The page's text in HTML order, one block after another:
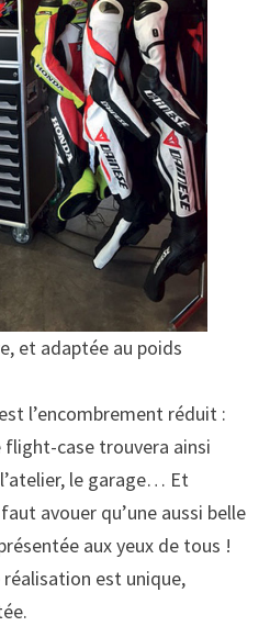
et adaptée au poids
l’encombrement réduit :
flight-case trouvera ainsi
le garage… Et
avouer qu’une aussi belle
aux yeux de tous !
réalisation est unique,